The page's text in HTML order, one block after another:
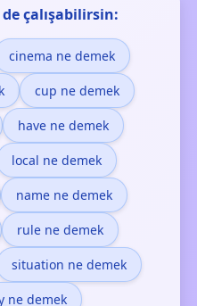
çalışabilirsin:
cinema ne demek
cup ne demek
have ne demek
local ne demek
name ne demek
rule ne demek
situation ne demek
ne demek